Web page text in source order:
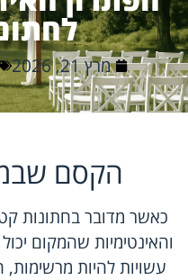
מרץ 21, 2026
הקסם
כאשר מדובר בחתונות
והאינטימיות שהמקום
עשויות להיות